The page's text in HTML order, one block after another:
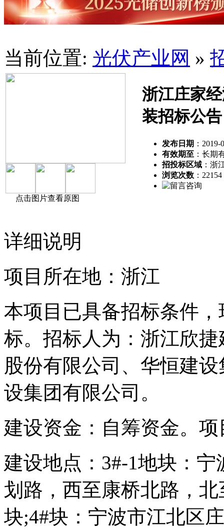
当前位置: 光伏产业网 »
点击图片查看原图
浙江庄家
装招标公告
发布日期 ：2019-
有效期至 ：长期
招投标区域 ：浙
浏览次数 ： 22154
详细说明
项目所在地：浙江
本项目已具备招标条件
标。招标人为：浙江欣
股份有限公司、华恒建
设集团有限公司。
建设资金：自筹资金。
建设地点：3#-1地块：
划路，西至康桥北路，
块;4#块：宁波市江北区